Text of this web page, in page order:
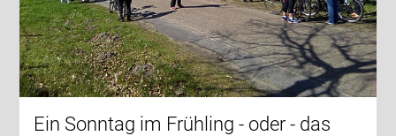
Ein Sonntag im Frühling - oder - das